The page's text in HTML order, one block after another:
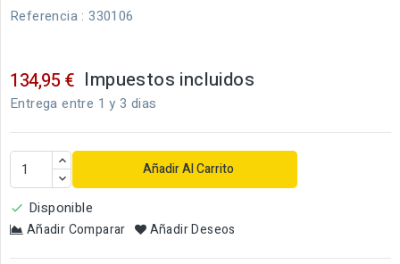
Referencia : 330106
134,95 € Impuestos incluidos
Entrega entre 1 y 3 dias
Añadir Al Carrito
 Disponible
Añadir Comparar Añadir Deseos